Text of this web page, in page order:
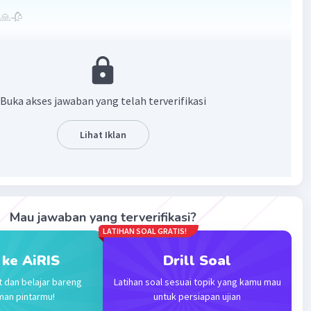
61
·0.0 (0) Balas
Buka akses jawaban yang telah terverifikasi
Lihat Iklan
Mau jawaban yang terverifikasi?
AiRIS
dan belajar bareng
pintarmu!
LATIHAN SOAL GRATIS!
Drill Soal
Latihan soal sesuai topik yang kamu mau
untuk persiapan ujian